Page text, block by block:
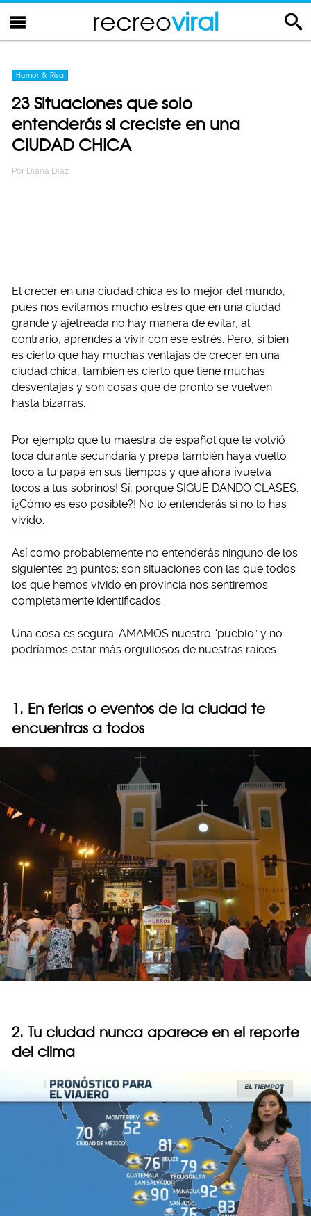
recreoviral
Humor & Risa
23 Situaciones que solo
entenderás si creciste en una
CIUDAD CHICA
Por Diana Diaz
El crecer en una ciudad chica es lo mejor del mundo,
pues nos evitamos mucho estrés que en una ciudad
grande y ajetreada no hay manera de evitar, al
contrario, aprendes a vivir con ese estrés. Pero, si bien
es cierto que hay muchas ventajas de crecer en una
ciudad chica, también es cierto que tiene muchas
desventajas y son cosas que de pronto se vuelven
hasta bizarras.
Por ejemplo que tu maestra de español que te volvió
loca durante secundaria y prepa también haya vuelto
loco a tu papá en sus tiempos y que ahora ¡vuelva
locos a tus sobrinos! Sí, porque SIGUE DANDO CLASES.
¡¿Cómo es eso posible?! No lo entenderás si no lo has
vivido.
Así como probablemente no entenderás ninguno de los
siguientes 23 puntos; son situaciones con las que todos
los que hemos vivido en provincia nos sentiremos
completamente identificados.
Una cosa es segura: AMAMOS nuestro “pueblo” y no
podríamos estar más orgullosos de nuestras raíces.
1. En ferias o eventos de la ciudad te
encuentras a todos
2. Tu ciudad nunca aparece en el reporte
del clima